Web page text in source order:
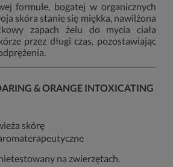
formule, bogatej w organicznych
skóra stanie się miękka, nawilżona
zapach żelu do mycia ciała
przez długi czas, pozostawiając
& ORANGE INTOXICATING
skórę
na zwierzętach.